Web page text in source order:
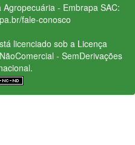
- Embrapa SAC:
fale-conosco
licenciado sob a Licença
- SemDerivações